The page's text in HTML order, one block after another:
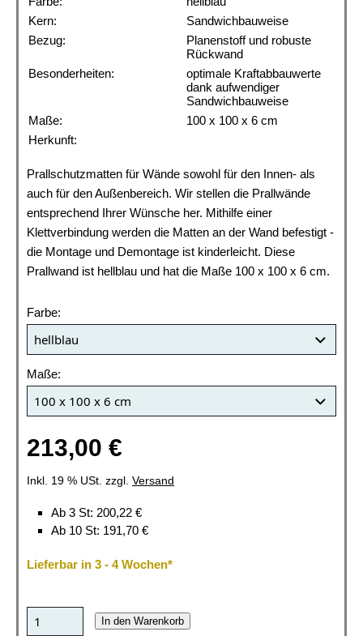
Kern:
Sandwichbauweise
Bezug:
Planenstoff und robuste
Rückwand
Besonderheiten:
optimale Kraftabbauwerte
dank aufwendiger
Sandwichbauweise
Maße:
100 x 100 x 6 cm
Herkunft:
Prallschutzmatten für Wände sowohl für den Innen- als
auch für den Außenbereich. Wir stellen die Prallwände
entsprechend Ihrer Wünsche her. Mithilfe einer
Klettverbindung werden die Matten an der Wand befestigt -
die Montage und Demontage ist kinderleicht. Diese
Prallwand ist hellblau und hat die Maße 100 x 100 x 6 cm.
Farbe:
Maße:
213,00 €
Inkl. 19 % USt. zzgl. Versand
Ab 3 St: 200,22 €
Ab 10 St: 191,70 €
Lieferbar in 3 - 4 Wochen*
In den Warenkorb